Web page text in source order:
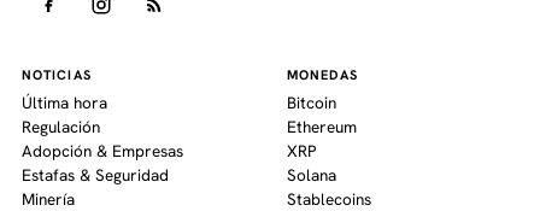
NOTICIAS
Última hora
Regulación
Adopción & Empresas
Estafas & Seguridad
Minería
MONEDAS
Bitcoin
Ethereum
XRP
Solana
Stablecoins